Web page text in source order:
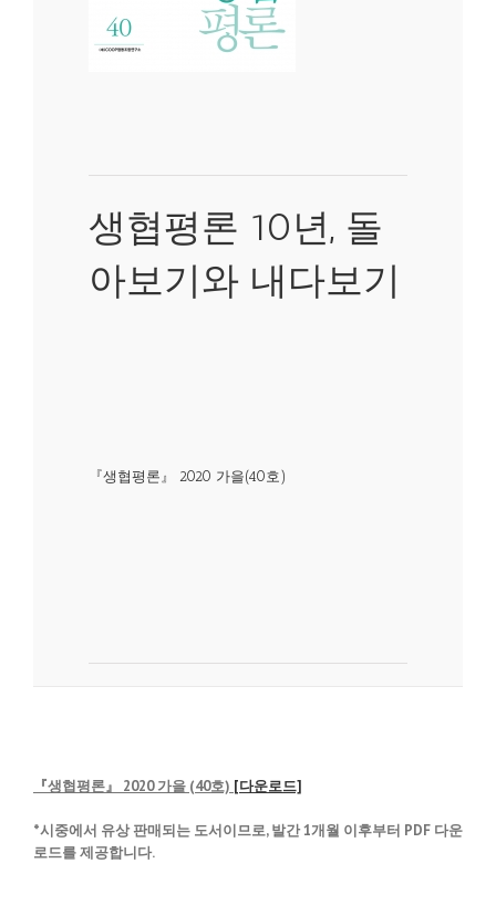
생협평론 10년, 돌
아보기와 내다보기
『생협평론』 2020 가을(40호)
『생협평론』 2020 가을 (40호) [다운로드]
*시중에서 유상 판매되는 도서이므로, 발간 1개월 이후부터 PDF 다운
로드를 제공합니다.